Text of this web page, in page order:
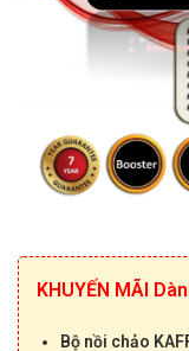
KHUYẾN MÃI
Bộ nồi chảo